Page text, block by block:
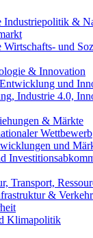
Industriepolitik &
Wirtschafts- und
& Innovation
und
Industrie 4.0,
& Märkte
Wettbewerb
und
Transport,
& Verkehr
Klimapolitik